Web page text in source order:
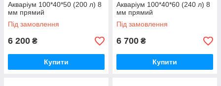
Акваріум 100*40*50 (200 л) 8
мм прямий
Під замовлення
6 200 ₴
Купити
Акваріум 100*40*60 (240 л) 8
мм прямий
Під замовлення
6 700 ₴
Купити